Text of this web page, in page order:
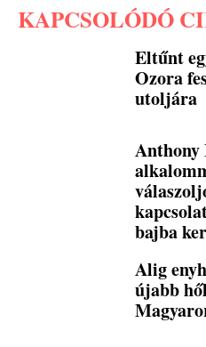
KAPCSOLÓDÓ
Eltűnt
Ozora
utoljára
Anthony
bajba
Alig
újabb